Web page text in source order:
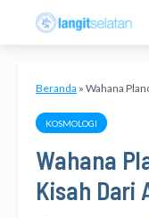
Beranda » Wahana
KOSMOLOGI
Wahana
Kisah Dari